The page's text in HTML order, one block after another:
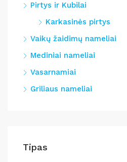
Pirtys ir Kubilai
Karkasinės pirtys
Vaikų žaidimų nameliai
Mediniai nameliai
Vasarnamiai
Griliaus nameliai
Tipas